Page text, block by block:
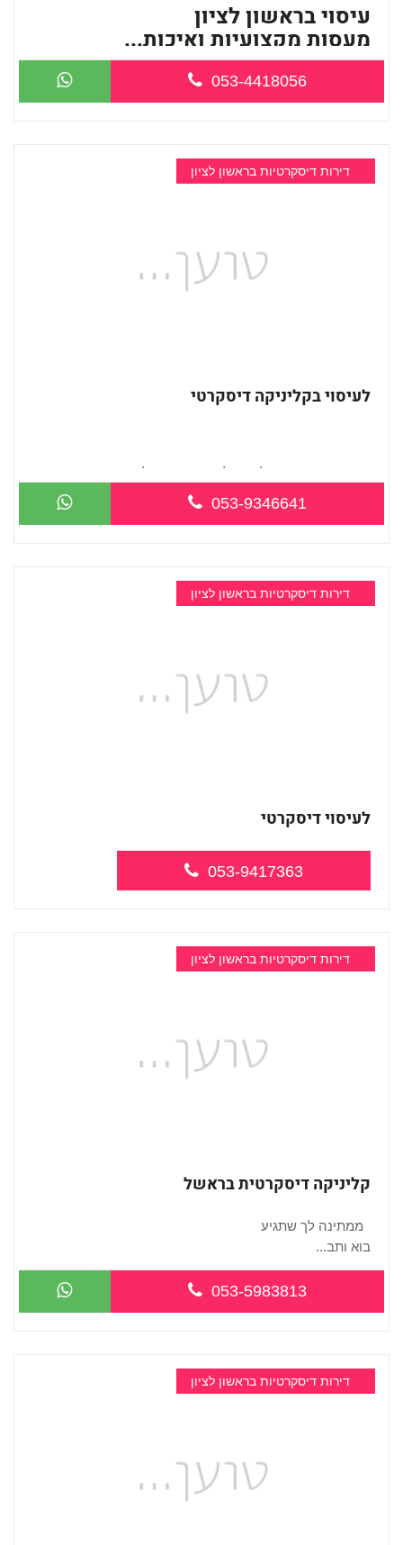
עיסוי בראשון לציון
מעסות מקצועיות ואיכות...
053-4418056
דירות דיסקרטיות בראשון לציון
לעיסוי בקליניקה דיסקרטי
חדש חדש בראשון לציון קליניקה פרטית לב...
053-9346641
דירות דיסקרטיות בראשון לציון
לעיסוי דיסקרטי
053-9417363
דירות דיסקרטיות בראשון לציון
קליניקה דיסקרטית בראשל
ממתינה לך שתגיע
בוא ותב...
053-5983813
דירות דיסקרטיות בראשון לציון